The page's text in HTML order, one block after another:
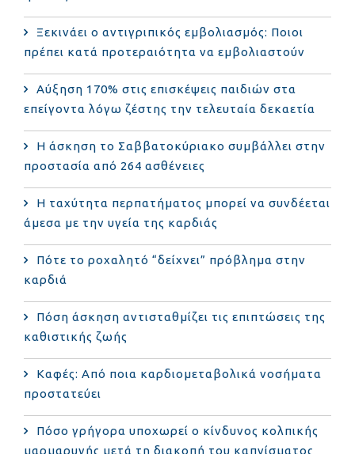
Ξεκινάει ο αντιγριπικός εμβολιασμός: Ποιοι
πρέπει κατά προτεραιότητα να εμβολιαστούν
Αύξηση 170% στις επισκέψεις παιδιών στα
επείγοντα λόγω ζέστης την τελευταία δεκαετία
Η άσκηση το Σαββατοκύριακο συμβάλλει στην
προστασία από 264 ασθένειες
Η ταχύτητα περπατήματος μπορεί να συνδέεται
άμεσα με την υγεία της καρδιάς
Πότε το ροχαλητό “δείχνει” πρόβλημα στην
καρδιά
Πόση άσκηση αντισταθμίζει τις επιπτώσεις της
καθιστικής ζωής
Καφές: Από ποια καρδιομεταβολικά νοσήματα
προστατεύει
Πόσο γρήγορα υποχωρεί ο κίνδυνος κολπικής
μαρμαρυγής μετά τη διακοπή του καπνίσματος